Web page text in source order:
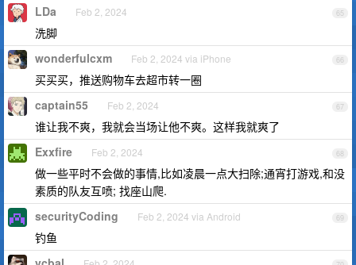
65
LDa Feb 2, 2024
洗脚
66
wonderfulcxm Feb 2, 2024 via iPhone
买买买，推送购物车去超市转一圈
67
captain55 Feb 2, 2024
谁让我不爽，我就会当场让他不爽。这样我就爽了
68
Exxfire Feb 2, 2024
做一些平时不会做的事情,比如凌晨一点大扫除;通宵打游戏,和没
素质的队友互喷; 找座山爬.
69
securityCoding Feb 2, 2024 via Android
钓鱼